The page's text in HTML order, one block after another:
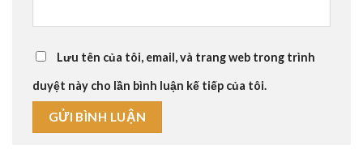
Lưu tên của tôi, email, và trang web trong trình
duyệt này cho lần bình luận kế tiếp của tôi.